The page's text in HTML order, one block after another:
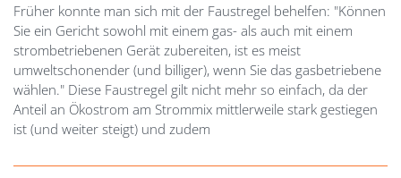
Früher konnte man sich mit der Faustregel behelfen: "Können
Sie ein Gericht sowohl mit einem gas- als auch mit einem
strombetriebenen Gerät zubereiten, ist es meist
umweltschonender (und billiger), wenn Sie das gasbetriebene
wählen." Diese Faustregel gilt nicht mehr so einfach, da der
Anteil an Ökostrom am Strommix mittlerweile stark gestiegen
ist (und weiter steigt) und zudem